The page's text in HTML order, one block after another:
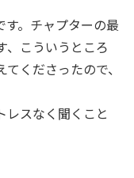
。チャプターの最
、こういうところ
くださったので、
スなく聞くこと